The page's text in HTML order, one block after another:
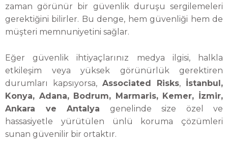
zaman görünür bir güvenlik duruşu sergilemeleri
gerektiğini bilirler. Bu denge, hem güvenliği hem de
müşteri memnuniyetini sağlar.
Eğer güvenlik ihtiyaçlarınız medya ilgisi, halkla
etkileşim veya yüksek görünürlük gerektiren
durumları kapsıyorsa, Associated Risks, İstanbul,
Konya, Adana, Bodrum, Marmaris, Kemer, İzmir,
Ankara ve Antalya genelinde size özel ve
hassasiyetle yürütülen ünlü koruma çözümleri
sunan güvenilir bir ortaktır.